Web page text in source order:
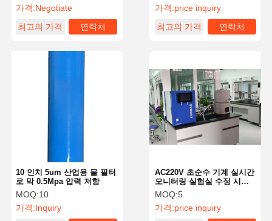
가격:price inquiry
최고의 가격
연락처
가격:Negotiate
최고의 가격
연락처
AC220V 초순수 기계 실시간
모니터링 실험실 수정 시스
템
MOQ:5
가격:price inquiry
10 인치 5um 산업용 물 필터
로 막 0.5Mpa 압력 저항
MOQ:10
가격:Inquiry